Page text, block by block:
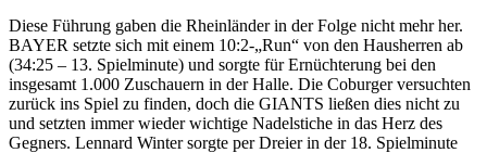
Diese Führung gaben die Rheinländer in der Folge nicht mehr her.
BAYER setzte sich mit einem 10:2-„Run“ von den Hausherren ab
(34:25 – 13. Spielminute) und sorgte für Ernüchterung bei den
insgesamt 1.000 Zuschauern in der Halle. Die Coburger versuchten
zurück ins Spiel zu finden, doch die GIANTS ließen dies nicht zu
und setzten immer wieder wichtige Nadelstiche in das Herz des
Gegners. Lennard Winter sorgte per Dreier in der 18. Spielminute